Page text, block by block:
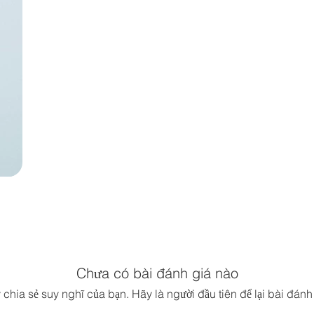
Chưa có bài đánh giá nào
chia sẻ suy nghĩ của bạn. Hãy là người đầu tiên để lại bài